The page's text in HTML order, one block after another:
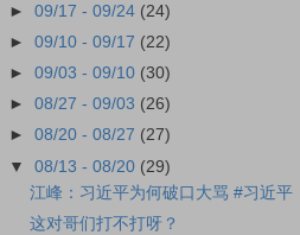
►09/17 - 09/24 (24)
►09/10 - 09/17 (22)
►09/03 - 09/10 (30)
►08/27 - 09/03 (26)
►08/20 - 08/27 (27)
▼08/13 - 08/20 (29)
江峰：习近平为何破口大骂 #习近平
这对哥们打不打呀？